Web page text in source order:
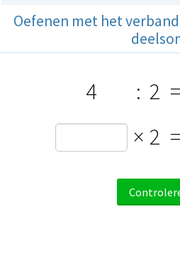
Oefenen met het
4 : 2 =
× 2 =